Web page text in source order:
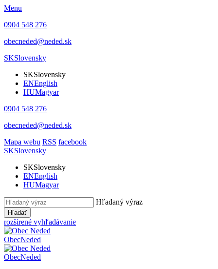
Menu
0904 548 276
obecneded@neded.sk
SKSlovensky
SKSlovensky
ENEnglish
HUMagyar
0904 548 276
obecneded@neded.sk
Mapa webu RSS facebook
SKSlovensky
SKSlovensky
ENEnglish
HUMagyar
Hľadaný výraz
Hľadať
rozšírené vyhľadávanie
ObecNeded
ObecNeded